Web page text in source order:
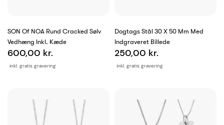
SON Of NOA Rund Cracked Sølv
Vedhæng Inkl. Kæde
inkl. gratis gravering
600,00 kr.
Dogtags Stål 30 X 50 Mm Med
Indgraveret Billede
inkl. gratis gravering
250,00 kr.